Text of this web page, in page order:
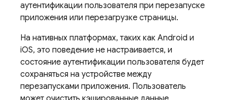
аутентификации пользователя при перезапуске
приложения или перезагрузке страницы.
На нативных платформах, таких как Android и
iOS, это поведение не настраивается, и
состояние аутентификации пользователя будет
сохраняться на устройстве между
перезапусками приложения. Пользователь